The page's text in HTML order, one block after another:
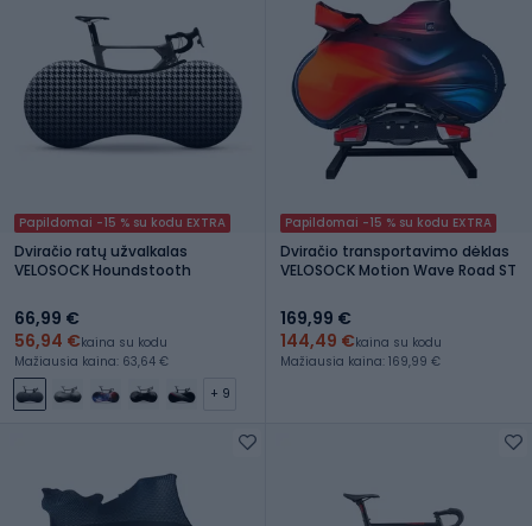
Papildomai -15 % su kodu EXTRA
Dviračio ratų užvalkalas
VELOSOCK Houndstooth
66,99 €
56,94 €kaina su kodu
Mažiausia kaina: 63,64 €
+ 9
Papildomai -15 % su kodu EXTRA
Dviračio transportavimo dėklas
VELOSOCK Motion Wave Road ST
169,99 €
144,49 €kaina su kodu
Mažiausia kaina: 169,99 €